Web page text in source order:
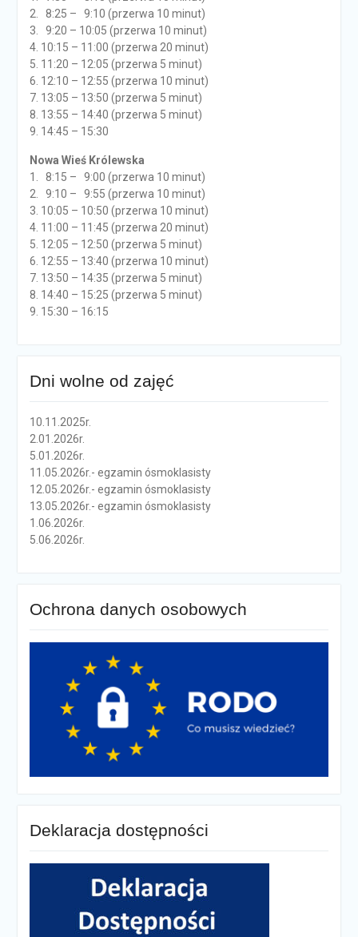
2. 8:25 – 9:10 (przerwa 10 minut)
3. 9:20 – 10:05 (przerwa 10 minut)
4. 10:15 – 11:00 (przerwa 20 minut)
5. 11:20 – 12:05 (przerwa 5 minut)
6. 12:10 – 12:55 (przerwa 10 minut)
7. 13:05 – 13:50 (przerwa 5 minut)
8. 13:55 – 14:40 (przerwa 5 minut)
9. 14:45 – 15:30
Nowa Wieś Królewska
1. 8:15 – 9:00 (przerwa 10 minut)
2. 9:10 – 9:55 (przerwa 10 minut)
3. 10:05 – 10:50 (przerwa 10 minut)
4. 11:00 – 11:45 (przerwa 20 minut)
5. 12:05 – 12:50 (przerwa 5 minut)
6. 12:55 – 13:40 (przerwa 10 minut)
7. 13:50 – 14:35 (przerwa 5 minut)
8. 14:40 – 15:25 (przerwa 5 minut)
9. 15:30 – 16:15
Dni wolne od zajęć
10.11.2025r.
2.01.2026r.
5.01.2026r.
11.05.2026r.- egzamin ósmoklasisty
12.05.2026r.- egzamin ósmoklasisty
13.05.2026r.- egzamin ósmoklasisty
1.06.2026r.
5.06.2026r.
Ochrona danych osobowych
Deklaracja dostępności